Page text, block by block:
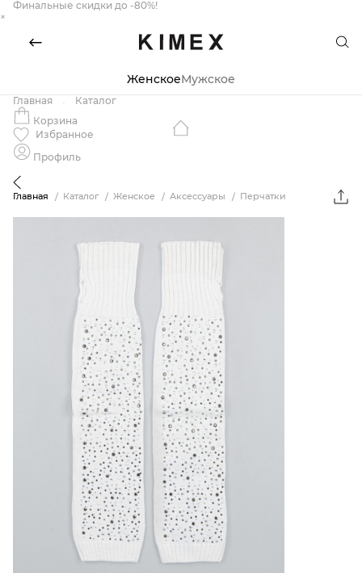
Финальные скидки до -80%!
×
ЖенскоеМужское
Главная
Каталог
Корзина
Избранное
Профиль
Главная Каталог Женское Аксессуары Перчатки